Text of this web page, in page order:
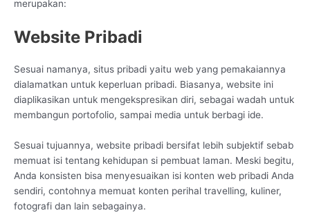
merupakan:
Website Pribadi
Sesuai namanya, situs pribadi yaitu web yang pemakaiannya
dialamatkan untuk keperluan pribadi. Biasanya, website ini
diaplikasikan untuk mengekspresikan diri, sebagai wadah untuk
membangun portofolio, sampai media untuk berbagi ide.
Sesuai tujuannya, website pribadi bersifat lebih subjektif sebab
memuat isi tentang kehidupan si pembuat laman. Meski begitu,
Anda konsisten bisa menyesuaikan isi konten web pribadi Anda
sendiri, contohnya memuat konten perihal travelling, kuliner,
fotografi dan lain sebagainya.